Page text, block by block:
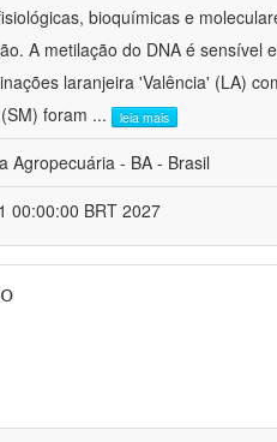
bioquímicas e
A metilação do DNA é sensível
laranjeira 'Valência' (LA)
foram ... leia mais
Agropecuária - BA - Brasil
00:00:00 BRT 2027